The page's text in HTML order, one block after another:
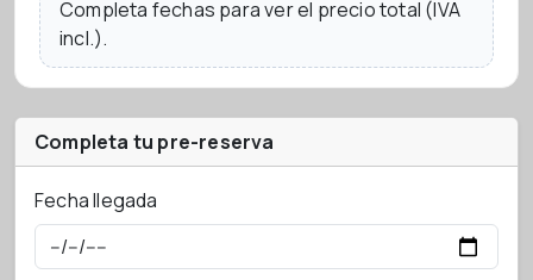
Completa fechas para ver el precio total (IVA
incl.).
Completa tu pre-reserva
Fecha llegada